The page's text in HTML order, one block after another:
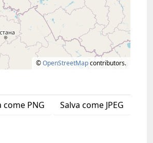
©OpenStreetMapcontributors.
come PNG
Salva come JPEG